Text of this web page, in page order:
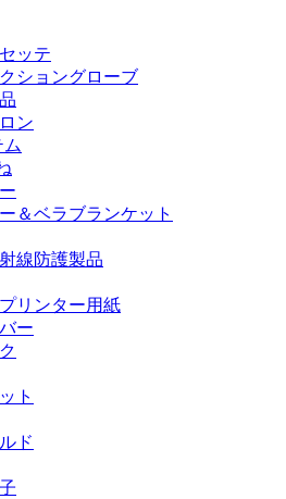
ッテ
ショングローブ
ン
＆ベラブランケット
線防護製品
リンター用紙
ー
ト
ド